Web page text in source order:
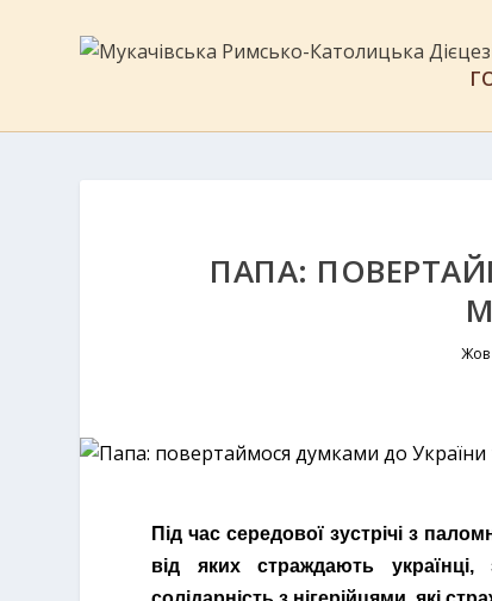
ПАПА:
Жов
Під час середової зустрічі з
від яких страждають